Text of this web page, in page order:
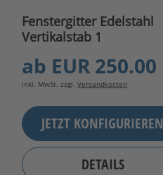
Fenstergitter Edelstahl
Vertikalstab 1
ab EUR 250.00
inkl. MwSt. zzgl. Versandkosten
JETZT KONFIGURIEREN
DETAILS